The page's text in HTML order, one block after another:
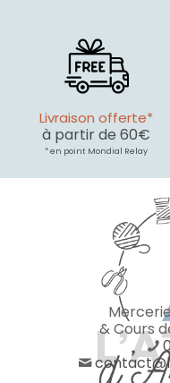
Livraison offerte*
à partir de 60€
* en point Mondial Relay
& Cours